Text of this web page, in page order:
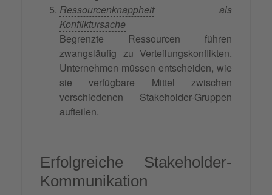
Ressourcenknappheitals
Konfliktursache
Begrenzte Ressourcen führen
zwangsläufig zu Verteilungskonflikten.
Unternehmen müssen entscheiden, wie
sie verfügbare Mittel zwischen
verschiedenen Stakeholder-Gruppen
aufteilen.
Erfolgreiche Stakeholder-
Kommunikation